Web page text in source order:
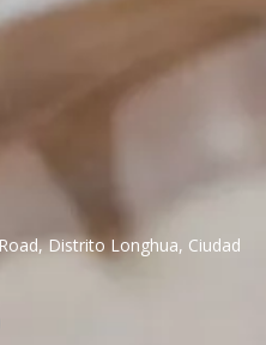
Distrito Longhua, Ciudad